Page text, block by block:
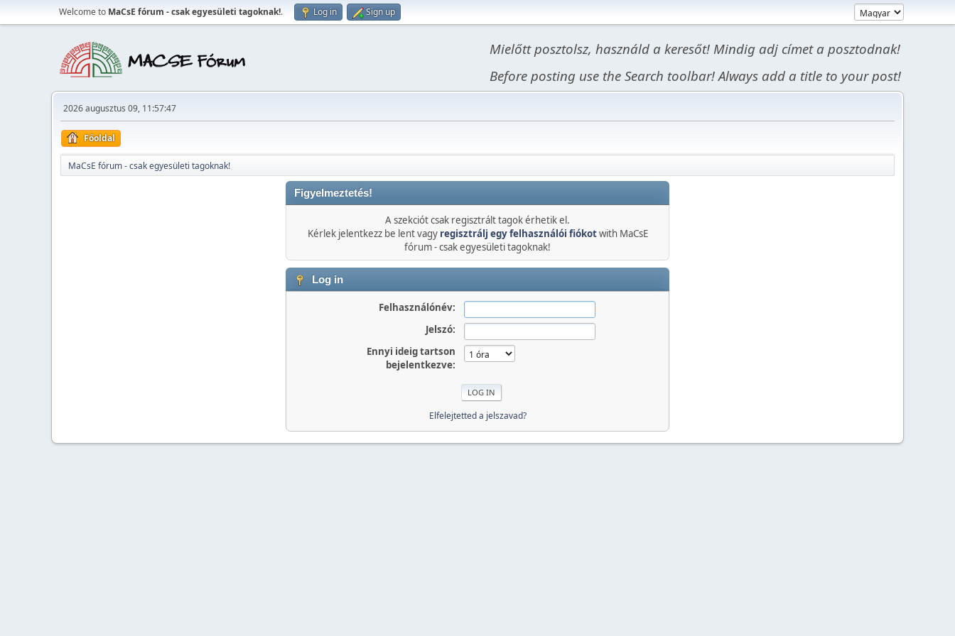
Welcome to MaCsE fórum - csak egyesületi tagoknak!. Log in Sign up
Mielőtt posztolsz, használd a keresőt! Mindig adj címet a posztodnak!
Before posting use the Search toolbar! Always add a title to your post!
2026 augusztus 09, 11:57:47
Főoldal
MaCsE fórum - csak egyesületi tagoknak!
Figyelmeztetés!
A szekciót csak regisztrált tagok érhetik el.
Kérlek jelentkezz be lent vagy regisztrálj egy felhasználói fiókotwith MaCsE
fórum - csak egyesületi tagoknak!
Log in
Felhasználónév:
Jelszó:
Ennyi ideig tartson
bejelentkezve:
Elfelejtetted a jelszavad?